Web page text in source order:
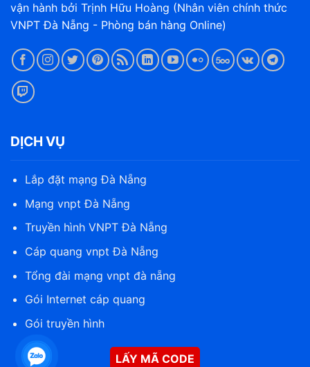
vận hành bởi Trịnh Hữu Hoàng (Nhân viên chính thức
VNPT Đà Nẵng - Phòng bán hàng Online)
DỊCH VỤ
Lắp đặt mạng Đà Nẵng
Mạng vnpt Đà Nẵng
Truyền hình VNPT Đà Nẵng
Cáp quang vnpt Đà Nẵng
Tổng đài mạng vnpt đà nẵng
Gói Internet cáp quang
Gói truyền hình
LẤY MÃ CODE